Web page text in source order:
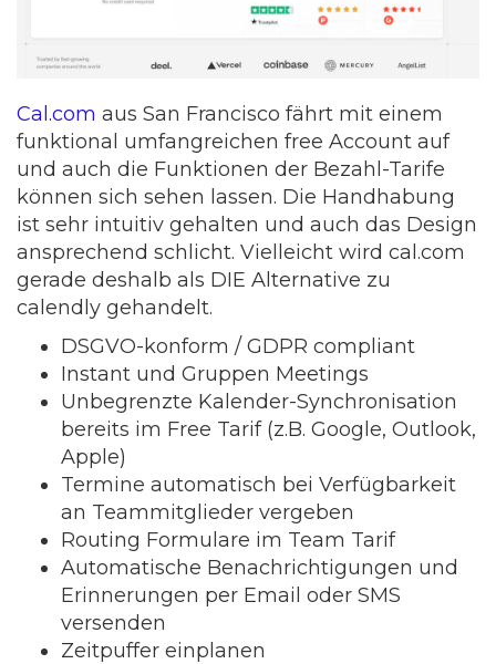
Cal.com aus San Francisco fährt mit einem
funktional umfangreichen free Account auf
und auch die Funktionen der Bezahl-Tarife
können sich sehen lassen. Die Handhabung
ist sehr intuitiv gehalten und auch das Design
ansprechend schlicht. Vielleicht wird cal.com
gerade deshalb als DIE Alternative zu
calendly gehandelt.
DSGVO-konform / GDPR compliant
Instant und Gruppen Meetings
Unbegrenzte Kalender-Synchronisation
bereits im Free Tarif (z.B. Google, Outlook,
Apple)
Termine automatisch bei Verfügbarkeit
an Teammitglieder vergeben
Routing Formulare im Team Tarif
Automatische Benachrichtigungen und
Erinnerungen per Email oder SMS
versenden
Zeitpuffer einplanen